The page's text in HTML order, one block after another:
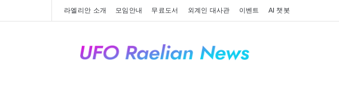
라엘리안 소개 모임안내 무료도서 외계인 대사관 이벤트 AI 챗봇